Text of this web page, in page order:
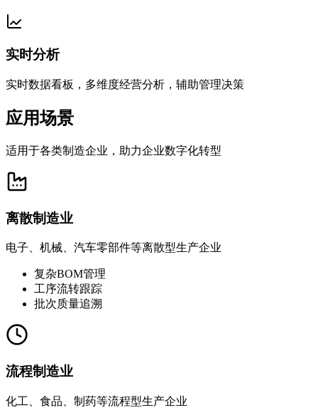
实时分析
实时数据看板，多维度经营分析，辅助管理决策
应用场景
适用于各类制造企业，助力企业数字化转型
离散制造业
电子、机械、汽车零部件等离散型生产企业
复杂BOM管理
工序流转跟踪
批次质量追溯
流程制造业
化工、食品、制药等流程型生产企业